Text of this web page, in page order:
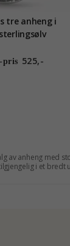
tre anheng i
pris 525,-
av anheng
i et
Du kan vanligvis